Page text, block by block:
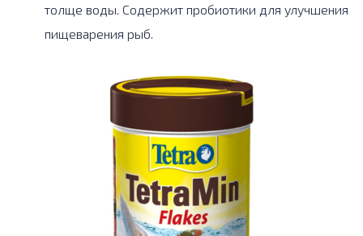
толще воды. Содержит пробиотики для улучшения
пищеварения рыб.